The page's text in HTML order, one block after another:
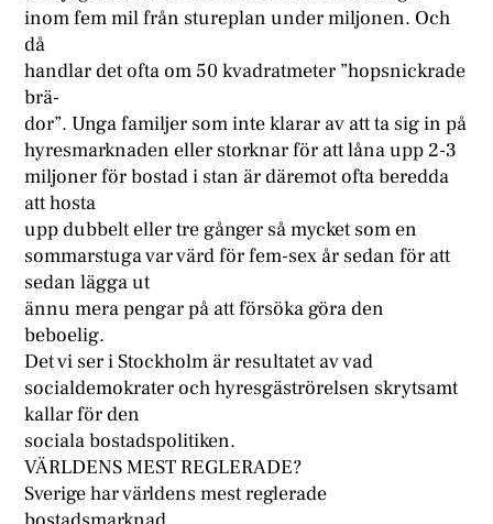
inom fem mil från stureplan under miljonen. Och
då
handlar det ofta om 50 kvadratmeter ”hopsnickrade
brä-
dor”. Unga familjer som inte klarar av att ta sig in på
hyresmarknaden eller storknar för att låna upp 2-3
miljoner för bostad i stan är däremot ofta beredda
att hosta
upp dubbelt eller tre gånger så mycket som en
sommarstuga var värd för fem-sex år sedan för att
sedan lägga ut
ännu mera pengar på att försöka göra den
beboelig.
Det vi ser i Stockholm är resultatet av vad
socialdemokrater och hyresgäströrelsen skrytsamt
kallar för den
sociala bostadspolitiken.
VÄRLDENS MEST REGLERADE?
Sverige har världens mest reglerade